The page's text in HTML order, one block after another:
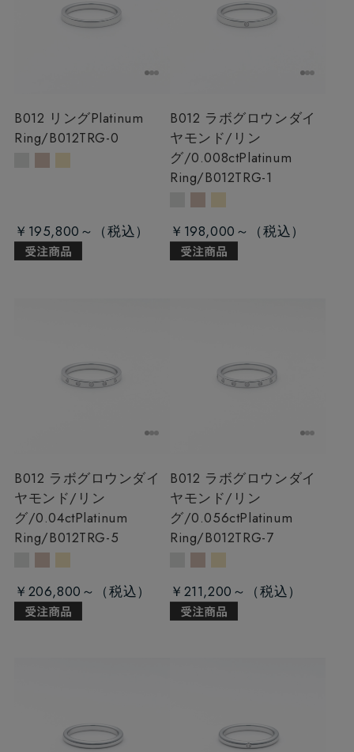
B012 リングPlatinum
Ring/B012TRG-0
￥195,800～
B012 ラボグロウンダイ
ヤモンド/リン
グ/0.008ctPlatinum
Ring/B012TRG-1
￥198,000～
B012 ラボグロウンダイ
ヤモンド/リン
グ/0.04ctPlatinum
Ring/B012TRG-5
￥206,800～
B012 ラボグロウンダイ
ヤモンド/リン
グ/0.056ctPlatinum
Ring/B012TRG-7
￥211,200～